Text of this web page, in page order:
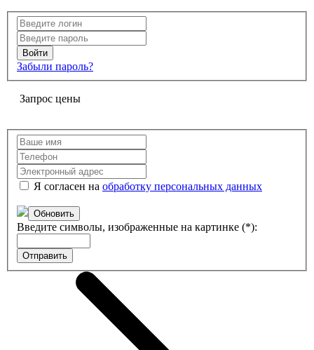
Забыли пароль?
Запрос цены
Я согласен на обработку персональных данных
Обновить
Введите символы, изображенные на картинке (*):